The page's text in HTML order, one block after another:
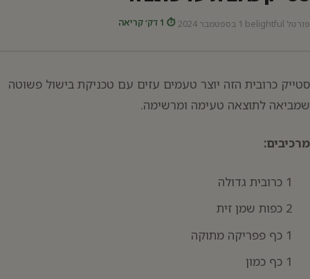
פורטל belightful 1 בספטמבר 2024 ⏱ 1 דק׳ קריאה
סטייק כרובית הזה יוצר טעמים עזים עם טכניקת בישול פשוטה
שמביאה לתוצאה טעימה ומרשימה.
מרכיבים:
1 כרובית גדולה
2 כפות שמן זית
1 כף פפריקה מתוקה
1 כף כמון